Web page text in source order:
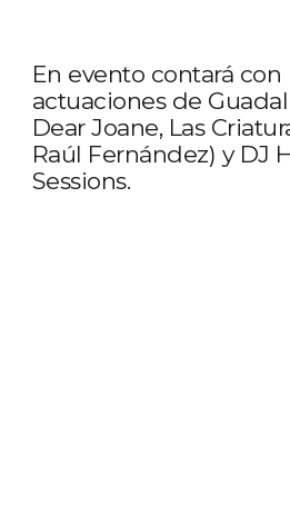
En evento contará con
actuaciones de
Dear Joane, Las
Raúl Fernández) y DJ
Sessions.